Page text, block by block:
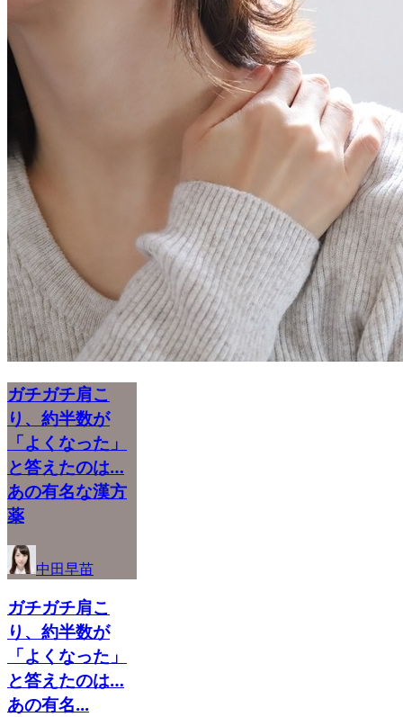
ガチガチ肩こ
り、約半数が
「よくなった」
と答えたのは…
あの有名な漢方
薬
中田早苗
ガチガチ肩こ
り、約半数が
「よくなった」
と答えたのは…
あの有名...